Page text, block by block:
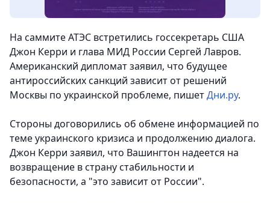
На саммите АТЭС встретились госсекретарь США
Джон Керри и глава МИД России Сергей Лавров.
Американский дипломат заявил, что будущее
антироссийских санкций зависит от решений
Москвы по украинской проблеме, пишетДни.ру.
Стороны договорились об обмене информацией по
теме украинского кризиса и продолжению диалога.
Джон Керри заявил, что Вашингтон надеется на
возвращение в страну стабильности и
безопасности, а "это зависит от России".